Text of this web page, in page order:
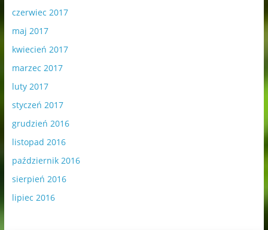
czerwiec 2017
maj 2017
kwiecień 2017
marzec 2017
luty 2017
styczeń 2017
grudzień 2016
listopad 2016
październik 2016
sierpień 2016
lipiec 2016